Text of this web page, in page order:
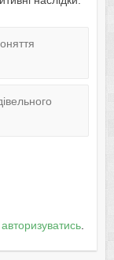
авторизуватись.